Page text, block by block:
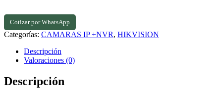
Cotizar por WhatsApp
Categorías: CAMARAS IP +NVR, HIKVISION
Descripción
Valoraciones (0)
Descripción